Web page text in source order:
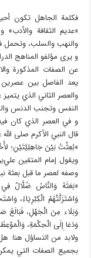
فكلمة الجاهل تكون
«عديم الثقافة
والنهب والسلب، وتحمل
و يرى مؤلفو المناهج
عن الصفات المذكورة
يعد الفاصل بين عصرين
والعصر الثاني الذي
النفس وتجنب الدنس
و في العصر الذي كان
قال النبي الأكرم صلی الله
«بُعِثْتُ بَيْنَ جَاهِلِيَّتَيْنِ؛
ويقول إمام المتقين
وصفه لعصر ما قبل بعثة
«بَعَثَهُ وَالنَّاسُ ضُلَّالٌ
وَاسْتَزَلَّتْهُمُ الْكِبْرِيَاءُ،
وَبَلَاء مِنَ الْجَهْلِ، فَبَالَغَ
وَدَعَا إِلَى الْحِكْمَةِ،
ولابد من التساؤل هنا:
بجميع الصفات التي